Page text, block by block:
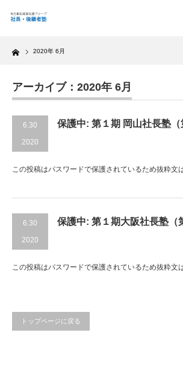
Home 2020年 6月
アーカイブ：2020年 6月
6.30
2020
保護中: 第１期 岡山社長塾（
この投稿はパスワードで保護されているため抜粋文
6.30
2020
保護中: 第１期大阪社長塾（
この投稿はパスワードで保護されているため抜粋文
トップページに戻る